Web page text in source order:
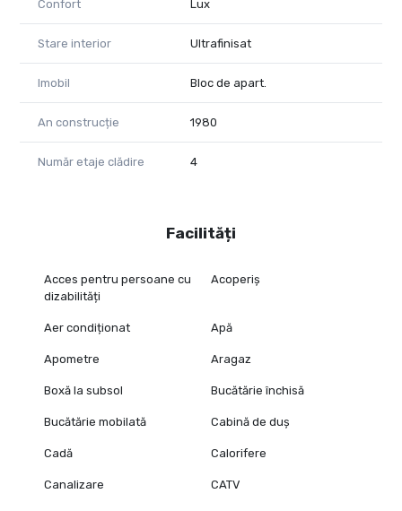
Confort Lux
Stare interior Ultrafinisat
Imobil Bloc de apart.
An construcție 1980
Număr etaje clădire 4
Facilități
Acces pentru persoane cu
dizabilități
Acoperiș
Aer condiționat Apă
Apometre Aragaz
Boxă la subsol Bucătărie închisă
Bucătărie mobilată Cabină de duș
Cadă Calorifere
Canalizare CATV